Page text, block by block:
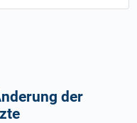
der